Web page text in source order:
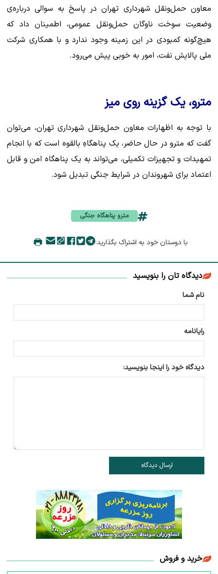
معاون حمل‌ونقل شهرداری تهران در پاسخ به سوالی درباره‌ی
وضعیت سوخت ناوگان حمل‌ونقل عمومی، اطمینان داد که
هیچ‌گونه کمبودی در این زمینه وجود ندارد و با همکاری شرکت
ملی پالایش نفت، امور به خوبی پیش می‌رود.
مترو، یک گزینه روی میز
با توجه به اظهارات معاون حمل‌ونقل شهرداری تهران، می‌توان
گفت که مترو در حال حاضر، یک پناهگاهِ بالقوه است که با انجام
تمهیدات و تجهیزات تکمیلی، می‌تواند به یک پناهگاه امن و قابل
اعتماد برای شهروندان در شرایط جنگی تبدیل شود.
مترو پناهگاه جنگی
با دوستان خود به اشتراک بگذارید:
دیدگاه تان را بنویسید
نام شما
رایانامه
دیدگاه خود را اینجا بنویسید:
ارسال دیدگاه
خرید و فروش